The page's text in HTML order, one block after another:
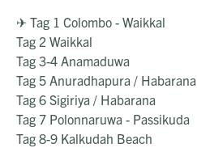
✈ Tag 1 Colombo - Waikkal
Tag 2 Waikkal
Tag 3-4 Anamaduwa
Tag 5 Anuradhapura / Habarana
Tag 6 Sigiriya / Habarana
Tag 7 Polonnaruwa - Passikuda
Tag 8-9 Kalkudah Beach